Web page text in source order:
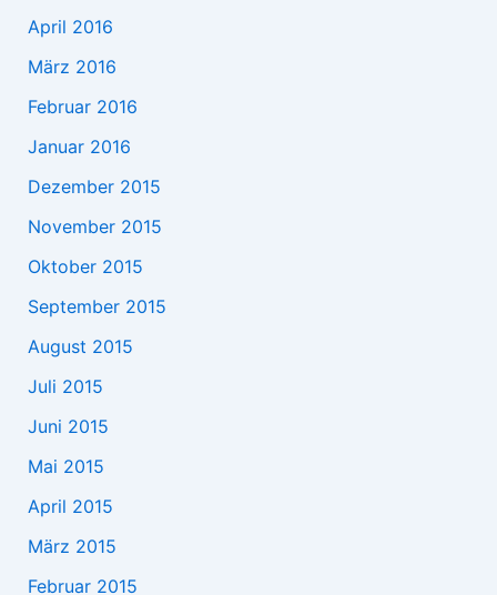
April 2016
März 2016
Februar 2016
Januar 2016
Dezember 2015
November 2015
Oktober 2015
September 2015
August 2015
Juli 2015
Juni 2015
Mai 2015
April 2015
März 2015
Februar 2015